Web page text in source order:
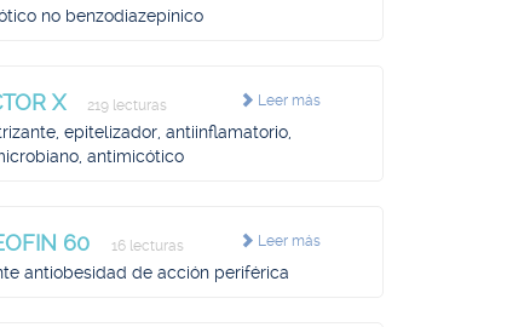
no benzodiazepínico
Leer más
X 219 lecturas
epitelizador, antiinflamatorio,
antimicótico
Leer más
60 16 lecturas
antiobesidad de acción periférica